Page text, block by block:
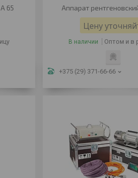
65 Аппарат
Цену
В наличии Оптом и в
+375 (29) 371-66-66